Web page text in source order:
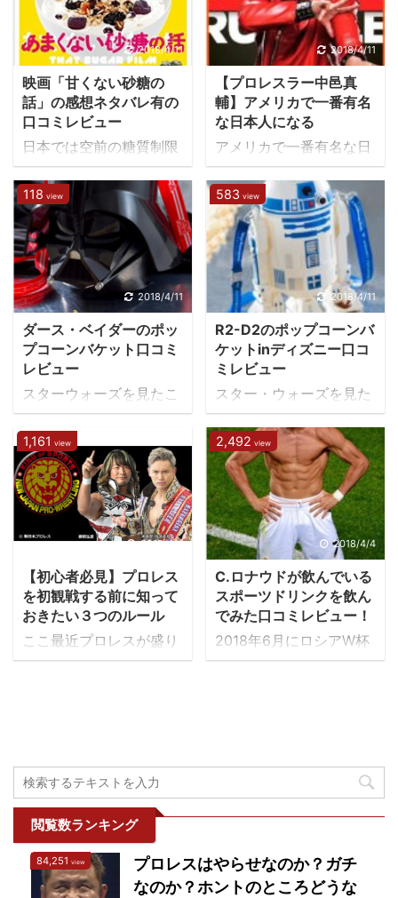
レスを観戦することをお
すすめしているのでその
理由を紹介します。 １・
メンタルブロックを外す
ことをプロレスから学ぼ
う 世の自己啓発本やセ
...
されぬプロレス界の主役
に躍り出た内藤哲也選手
ですが、以前は不遇の時
代をもがいていました。
不遇の時代を乗り越え
て、業界の主役になった
...
セーバーが欲しい！」と
言ったところで、 ご両親
が「スターウォーズ見た
ことないしな…」「ライ
トセーバーって光る剣だ
っけ？」「黒い仮面のや
つが持っているあれでし
ょ」といったレベルでは
ところでどれが良いかは
わかりませんよね。 音の
感じや、発光の仕方、価
格やお子さんの年齢に合
わせておすすめしたいと
思います。 ライトセーバ
ーのおもちゃは大きく分
けると3種類 【スターウ
ォーズ】ファンなら誰し
も1本は持っている ...
でしょうか？東大にもレ
ゴサークルなんてあるら
しいですから、老若男女
問わず人気の商品です
ね。 僕はあんまりレゴに
触れて来なかったんです
が（笑）ただ、子育てを
していると「レゴって脳
なんて噂、聞いたことあ
りませんか？ちょっと気
になっていたときに友人
の息子さん（11歳）がレ
ゴを持っているところを
息子（5歳）が興味を持
ち、 「欲しい～」 なっ
ちゃいますよね。しょう
がないな～と買ってあげ
たら効果があったのでご
...
2018/4/11
映画「甘くない砂糖の
話」の感想ネタバレ有の
口コミレビュー
日本では空前の糖質制限
ブームである、私もその
ブームに乗っかり13キロ
のダイエットに成功した
んだけど、糖質って普通
にスーパーやコンビニで
山ほど売られているし、
主食＝炭水化物、という
常識に囚われている人間
は多い。 以前、「スーパ
ーサイズ・ミー」という
映画があったのをご存知
だろうか？マクドナルド
を映画にしたものに影響
を受けて「甘くない砂糖
の話」は作られたらし
い。 まぁ、ジャンクなも
のは食べ続けたらよくな
けど、一見ヘルシーに見
える食事でも糖分は結構
含まれているから太る ...
2018/4/11
【プロレスラー中邑真
輔】アメリカで一番有名
な日本人になる
アメリカで一番有名な日
本人て誰だと思います？
イチローでしょうか？ 宮
崎駿さんでしょうか？ キ
ャリーぱみゅぱみゅでし
ょうか？ その誰でもな
く、おそらくジョン・レ
ノンの妻、オノ・ヨーコ
でしょう。しかし、2018
年4月8日にアメリカで一
番有名な日本人はプロレ
スラー中邑真輔になるで
しょう。中邑真輔って
誰？ってなりました？中
邑真輔の紹介とその理由
を説明します。 プロレス
ラー中邑真輔とは？ 名
前：中邑 真輔（なかむ
ら しんすけ） 身長：
188cm 体重：105kg 生
年月日：1980年2月24日
出身地：京都府中群 ...
118 view
2018/4/11
ダース・ベイダーのポッ
プコーンバケット口コミ
レビュー
スターウォーズを見たこ
とがない人もダース・ベ
イダーは知っている！と
いう方は多いのでないで
しょうか？世界一有名な
ダークヒーローです。 ス
ターウォーズファンなら
ずとも一度は足を運んだ
ニーランド」では、パー
ク内のいたるところでポ
ップコーンが売られてい
ますが、今回紹介するポ
いていきます。 東京ディ
ズニーランド”ダース・
ベイダー”ポップコーン
バケット どうしてスター
ウォーズがデ ...
583 view
2018/4/11
R2-D2のポップコーンバ
ケットinディズニー口コ
ミレビュー
スター・ウォーズを見た
ことがない人も「R2-
D2」を知っているとい
う方は多いのではないで
しょうか？世界一有名な
マスコットキャラクター
に異論はないと思いま
す。 スター・ウォーズフ
ァンならずともいちど足
を運んだことのある東京
ディズニーランドでは至
る所でポップコーンが売
られていますが、今回紹
ます。 東京ディズニーラ
ンド”R2-D2”ポップコー
ンバケット みんなのアイ
ンバケット ...
1,161 view
2018/4/4
【初心者必見】プロレス
を初観戦する前に知って
おきたい３つのルール
ここ最近プロレスが盛り
上がっています。「プ女
スファンにしてみれば嬉
しい出来事です。 私は
38歳ですが小学校2年生
のころからプロレスにハ
マり、そこから30年間見
続けています。30年も見
2,492 view
2018/4/4
C.ロナウドが飲んでいる
スポーツドリンクを飲ん
でみた口コミレビュー！
2018年6月にロシアW杯
が開催されますが、今や
バロンドール5度の受賞
に加え、端正な顔出ちと
と思います。 この体をど
うやって作っているの
閲覧数ランキング
84,251 view
プロレスはやらせなのか？ガチ
なのか？ホントのところどうな